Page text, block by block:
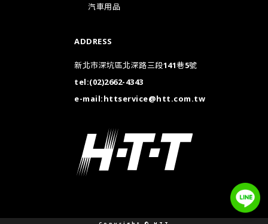
汽車用品
ADDRESS
新北市深坑區北深路三段141巷5號
tel:(02)2662-4343
e-mail:httservice@htt.com.tw